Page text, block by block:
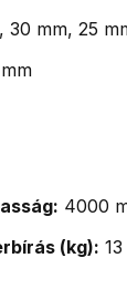
30 mm, 25
4000
(kg): 13